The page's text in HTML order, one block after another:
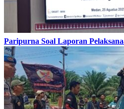
Paripurna Soal Laporan